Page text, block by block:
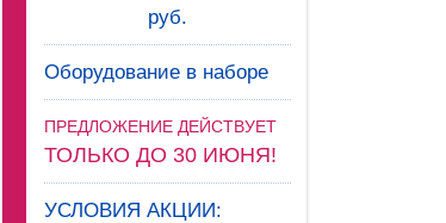
руб.
Оборудование в наборе
ПРЕДЛОЖЕНИЕ ДЕЙСТВУЕТ
ТОЛЬКО ДО 30 ИЮНЯ!
УСЛОВИЯ АКЦИИ: